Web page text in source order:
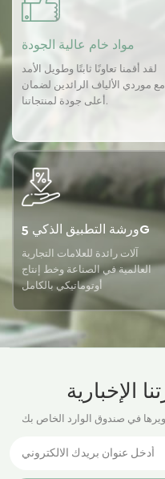
مواد خام عالية الجودة
لقد أقمنا تعاونًا ثابتًا وطويل الأمد
مع موردي الألياف الرائدين لضمان
أعلى جودة لمنتجاتنا.
ورشة التطبيق الذكي 5G
آلات رائدة للعلامات التجارية
العالمية في الصناعة وخط إنتاج
أوتوماتيكي بالكامل
الإخبارية